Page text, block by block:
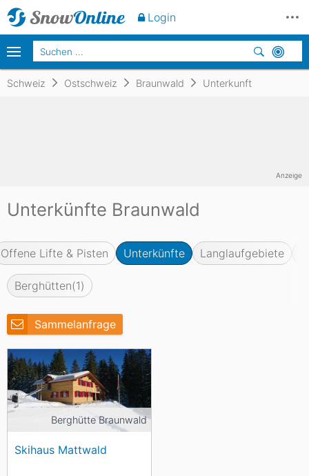
Schweiz Ostschweiz Braunwald Unterkunft
Unterkünfte Braunwald
Offene Lifte & Pisten Unterkünfte Langlaufgebiete
Berghütten(1)
Sammelanfrage
Berghütte Braunwald
Skihaus Mattwald
Anzeige
Login